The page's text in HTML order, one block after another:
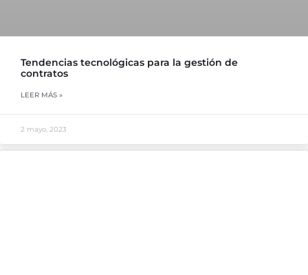
Tendencias tecnológicas para la gestión de
contratos
LEER MÁS »
2 mayo, 2023